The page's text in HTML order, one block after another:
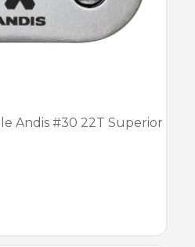
Andis #30 22T Superior